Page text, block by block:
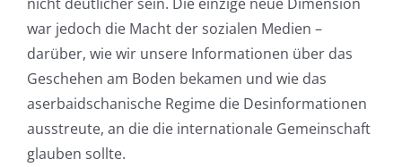
war jedoch die Macht der sozialen Medien –
darüber, wie wir unsere Informationen über das
Geschehen am Boden bekamen und wie das
aserbaidschanische Regime die Desinformationen
ausstreute, an die die internationale Gemeinschaft
glauben sollte.